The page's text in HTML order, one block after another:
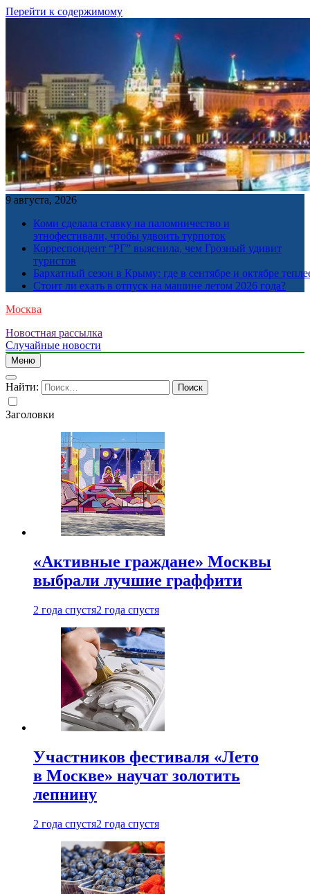
Перейти к содержимому
9 августа, 2026
Коми сделала ставку на паломничество и
этнофестивали, чтобы удвоить турпоток
Корреспондент “РГ” выяснила, чем Грозный удивит
туристов
Бархатный сезон в Крыму: где в сентябре и октябре
Стоит ли ехать в отпуск на машине летом 2026 года?
Москва
Новостная рассылка
Случайные новости
Меню
Найти:
Заголовки
«Активные граждане» Москвы
выбрали лучшие граффити
2 года спустя2 года спустя
Участников фестиваля «Лето
в Москве» научат золотить
лепнину
2 года спустя2 года спустя